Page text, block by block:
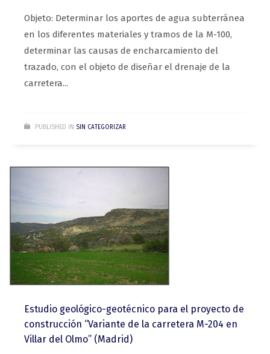
Objeto: Determinar los aportes de agua subterránea
en los diferentes materiales y tramos de la M-100,
determinar las causas de encharcamiento del
trazado, con el objeto de diseñar el drenaje de la
carretera...
PUBLISHED IN SIN CATEGORIZAR
Estudio geológico-geotécnico para el proyecto de
construcción “Variante de la carretera M-204 en
Villar del Olmo” (Madrid)